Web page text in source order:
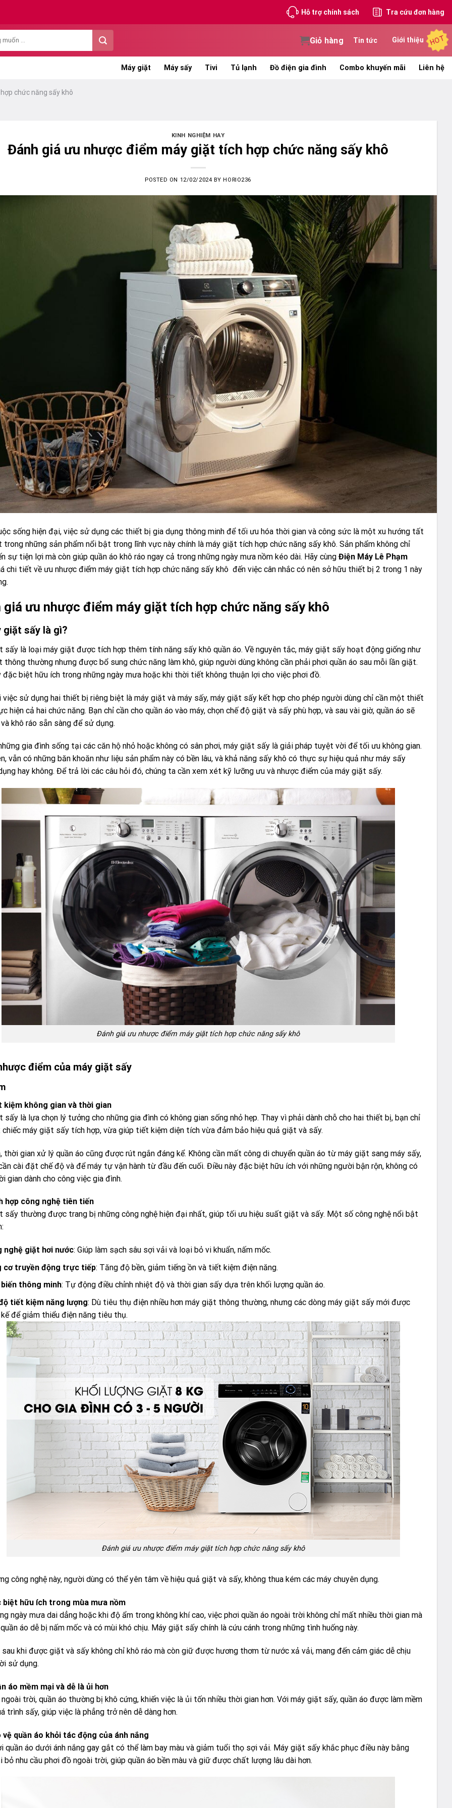
Hỗ trợ chính sách Tra cứu đơn hàng
Giỏ hàng Tin tức Giới thiệu HOT
Máy giặt Máy sấy Tivi Tủ lạnh Đồ điện gia đình Combo khuyến mãi Liên hệ
chức năng sấy khô
KINH NGHIỆM HAY
Đánh giá ưu nhược điểm máy giặt tích hợp chức năng sấy khô
POSTED ON 12/02/2024 BYHORIO236
sống hiện đại, việc sử dụng các thiết bị gia dụng thông minh để tối ưu hóa thời gian và công sức là một xu hướng tất
trong những sản phẩm nổi bật trong lĩnh vực này chính là máy giặt tích hợp chức năng sấy khô. Sản phẩm không chỉ
sự tiện lợi mà còn giúp quần áo khô ráo ngay cả trong những ngày mưa nồm kéo dài. Hãy cùng Điện Máy Lê Phạm
chi tiết về ưu nhược điểm máy giặt tích hợp chức năng sấy khô đến việc cân nhắc có nên sở hữu thiết bị 2 trong 1 này
giá ưu nhược điểm máy giặt tích hợp chức năng sấy khô
giặt sấy là gì?
sấy là loại máy giặt được tích hợp thêm tính năng sấy khô quần áo. Về nguyên tắc, máy giặt sấy hoạt động giống như
thông thường nhưng được bổ sung chức năng làm khô, giúp người dùng không cần phải phơi quần áo sau mỗi lần giặt.
đặc biệt hữu ích trong những ngày mưa hoặc khi thời tiết không thuận lợi cho việc phơi đồ.
việc sử dụng hai thiết bị riêng biệt là máy giặt và máy sấy, máy giặt sấy kết hợp cho phép người dùng chỉ cần một thiết
hiện cả hai chức năng. Bạn chỉ cần cho quần áo vào máy, chọn chế độ giặt và sấy phù hợp, và sau vài giờ, quần áo sẽ
khô ráo sẵn sàng để sử dụng.
gia đình sống tại các căn hộ nhỏ hoặc không có sân phơi, máy giặt sấy là giải pháp tuyệt vời để tối ưu không gian.
vẫn có những băn khoăn như liệu sản phẩm này có bền lâu, và khả năng sấy khô có thực sự hiệu quả như máy sấy
hay không. Để trả lời các câu hỏi đó, chúng ta cần xem xét kỹ lưỡng ưu và nhược điểm của máy giặt sấy.
Đánh giá ưu nhược điểm máy giặt tích hợp chức năng sấy khô
điểm của máy giặt sấy
kiệm không gian và thời gian
sấy là lựa chọn lý tưởng cho những gia đình có không gian sống nhỏ hẹp. Thay vì phải dành chỗ cho hai thiết bị, bạn chỉ
máy giặt sấy tích hợp, vừa giúp tiết kiệm diện tích vừa đảm bảo hiệu quả giặt và sấy.
thời gian xử lý quần áo cũng được rút ngắn đáng kể. Không cần mất công di chuyển quần áo từ máy giặt sang máy sấy,
cài đặt chế độ và để máy tự vận hành từ đầu đến cuối. Điều này đặc biệt hữu ích với những người bận rộn, không có
gian dành cho công việc gia đình.
hợp công nghệ tiên tiến
sấy thường được trang bị những công nghệ hiện đại nhất, giúp tối ưu hiệu suất giặt và sấy. Một số công nghệ nổi bật
nghệ giặt hơi nước: Giúp làm sạch sâu sợi vải và loại bỏ vi khuẩn, nấm mốc.
cơ truyền động trực tiếp: Tăng độ bền, giảm tiếng ồn và tiết kiệm điện năng.
biến thông minh: Tự động điều chỉnh nhiệt độ và thời gian sấy dựa trên khối lượng quần áo.
tiết kiệm năng lượng: Dù tiêu thụ điện nhiều hơn máy giặt thông thường, nhưng các dòng máy giặt sấy mới được
để giảm thiểu điện năng tiêu thụ.
Đánh giá ưu nhược điểm máy giặt tích hợp chức năng sấy khô
công nghệ này, người dùng có thể yên tâm về hiệu quả giặt và sấy, không thua kém các máy chuyên dụng.
biệt hữu ích trong mùa mưa nồm
ngày mưa dai dẳng hoặc khi độ ẩm trong không khí cao, việc phơi quần áo ngoài trời không chỉ mất nhiều thời gian mà
áo dễ bị nấm mốc và có mùi khó chịu. Máy giặt sấy chính là cứu cánh trong những tình huống này.
sau khi được giặt và sấy không chỉ khô ráo mà còn giữ được hương thơm từ nước xả vải, mang đến cảm giác dễ chịu
sử dụng.
áo mềm mại và dễ là ủi hơn
ngoài trời, quần áo thường bị khô cứng, khiến việc là ủi tốn nhiều thời gian hơn. Với máy giặt sấy, quần áo được làm mềm
trình sấy, giúp việc là phẳng trở nên dễ dàng hơn.
vệ quần áo khỏi tác động của ánh nắng
quần áo dưới ánh nắng gay gắt có thể làm bay màu và giảm tuổi thọ sợi vải. Máy giặt sấy khắc phục điều này bằng
bỏ nhu cầu phơi đồ ngoài trời, giúp quần áo bền màu và giữ được chất lượng lâu dài hơn.